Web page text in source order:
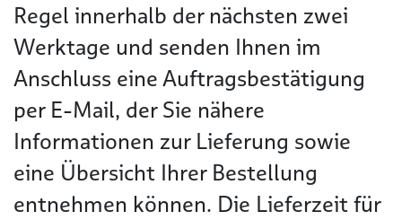
Regel innerhalb der nächsten zwei
Werktage und senden Ihnen im
Anschluss eine Auftragsbestätigung
per E-Mail, der Sie nähere
Informationen zur Lieferung sowie
eine Übersicht Ihrer Bestellung
entnehmen können. Die Lieferzeit für